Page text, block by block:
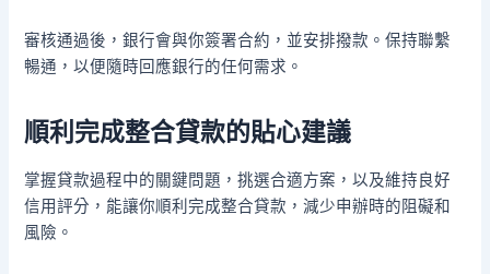
審核通過後，銀行會與你簽署合約，並安排撥款。保持聯繫
暢通，以便隨時回應銀行的任何需求。
順利完成整合貸款的貼心建議
掌握貸款過程中的關鍵問題，挑選合適方案，以及維持良好
信用評分，能讓你順利完成整合貸款，減少申辦時的阻礙和
風險。